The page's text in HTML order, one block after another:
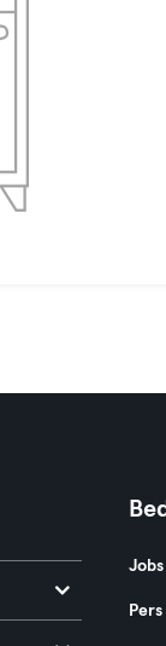
Jobs